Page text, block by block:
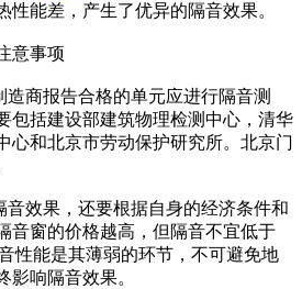
性能差，产生了优异的隔音效果。
意事项
造商报告合格的单元应进行隔音测
包括建设部建筑物理检测中心，清华
心和北京市劳动保护研究所。北京门
音效果，还要根据自身的经济条件和
音窗的价格越高，但隔音不宜低于
性能是其薄弱的环节，不可避免地
影响隔音效果。